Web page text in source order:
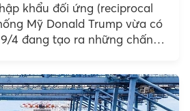
khẩu đối ứng (reciprocal
Mỹ Donald Trump vừa có
4 đang tạo ra những chấn